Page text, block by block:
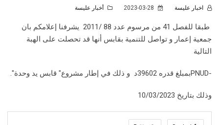
اخبار عليسة أخبار عليسة
طبقا للفصل 41 من مرسوم عدد 88 /2011 يشرفنا إعلامكم بان
جمعية إعمار و تواصل للتنمية بقابس أنها قد تحصلت على الهبة
التالية
-PNUDبمبلغ قدره 39602د و ذلك في إطار مشروع" قابس يد وحدة".
وذلك بتاريخ 10/03/2023